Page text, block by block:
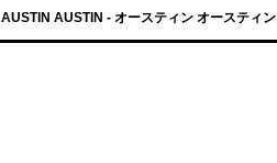
AUSTIN AUSTIN - オースティン オースティン